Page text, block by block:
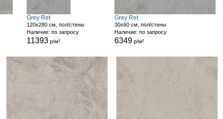
Grey Ret
120x280 см, пол/стены
Наличие: по запросу
11393р/м²
Grey Ret
30x60 см, пол/стены
Наличие: по запросу
6349р/м²